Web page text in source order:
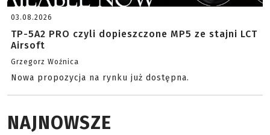
03.08.2026
TP-5A2 PRO czyli dopieszczone MP5 ze stajni LCT
Airsoft
Grzegorz Woźnica
Nowa propozycja na rynku już dostępna.
NAJNOWSZE